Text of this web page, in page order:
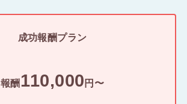
成功報酬プラン
報酬 110,000 円〜